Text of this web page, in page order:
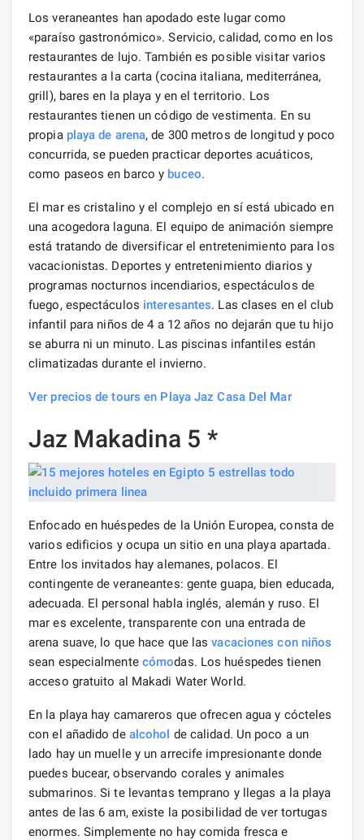
Los veraneantes han apodado este lugar como
«paraíso gastronómico». Servicio, calidad, como en los
restaurantes de lujo. También es posible visitar varios
restaurantes a la carta (cocina italiana, mediterránea,
grill), bares en la playa y en el territorio. Los
restaurantes tienen un código de vestimenta. En su
propia playa de arena, de 300 metros de longitud y poco
concurrida, se pueden practicar deportes acuáticos,
como paseos en barco y buceo.
El mar es cristalino y el complejo en sí está ubicado en
una acogedora laguna. El equipo de animación siempre
está tratando de diversificar el entretenimiento para los
vacacionistas. Deportes y entretenimiento diarios y
programas nocturnos incendiarios, espectáculos de
fuego, espectáculos interesantes. Las clases en el club
infantil para niños de 4 a 12 años no dejarán que tu hijo
se aburra ni un minuto. Las piscinas infantiles están
climatizadas durante el invierno.
Ver precios de tours en Playa Jaz Casa Del Mar
Jaz Makadina 5 *
Enfocado en huéspedes de la Unión Europea, consta de
varios edificios y ocupa un sitio en una playa apartada.
Entre los invitados hay alemanes, polacos. El
contingente de veraneantes: gente guapa, bien educada,
adecuada. El personal habla inglés, alemán y ruso. El
mar es excelente, transparente con una entrada de
arena suave, lo que hace que lasvacaciones con niños
sean especialmente cómodas. Los huéspedes tienen
acceso gratuito al Makadi Water World.
En la playa hay camareros que ofrecen agua y cócteles
con el añadido de alcohol de calidad. Un poco a un
lado hay un muelle y un arrecife impresionante donde
puedes bucear, observando corales y animales
submarinos. Si te levantas temprano y llegas a la playa
antes de las 6 am, existe la posibilidad de ver tortugas
enormes. Simplemente no hay comida fresca e